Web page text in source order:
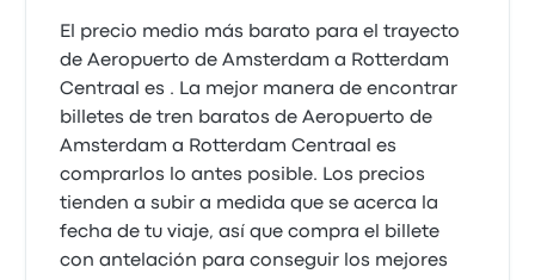
El precio medio más barato para el trayecto
de Aeropuerto de Amsterdam a Rotterdam
Centraal es . La mejor manera de encontrar
billetes de tren baratos de Aeropuerto de
Amsterdam a Rotterdam Centraal es
comprarlos lo antes posible. Los precios
tienden a subir a medida que se acerca la
fecha de tu viaje, así que compra el billete
con antelación para conseguir los mejores